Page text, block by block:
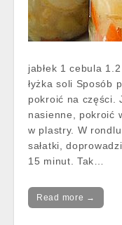
jabłek 1 cebula
łyżka soli Sposób
pokroić na części.
nasienne, pokroić
w plastry. W
sałatki,
15 minut. Tak…
Read more →